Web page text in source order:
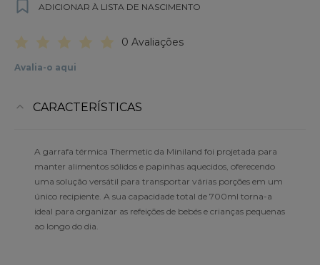
ADICIONAR À LISTA DE NASCIMENTO
0 Avaliações
Avalia-o aqui
CARACTERÍSTICAS
A garrafa térmica Thermetic da Miniland foi projetada para
manter alimentos sólidos e papinhas aquecidos, oferecendo
uma solução versátil para transportar várias porções em um
único recipiente. A sua capacidade total de 700ml torna-a
ideal para organizar as refeições de bebés e crianças pequenas
ao longo do dia.